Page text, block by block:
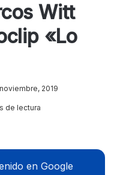
Witt
«Lo
2019
de lectura
en Google